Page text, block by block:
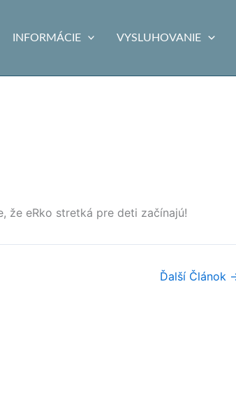
INFORMÁCIE VYSLUHOVANIE
že eRko stretká pre deti začínajú!
Ďalší Článok